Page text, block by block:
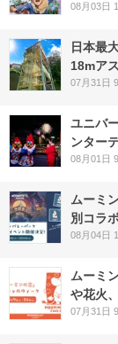
08月03日
日本最
18mア
07月31日
ユニバ
ンター
08月01日
ムーミ
別コラ
08月04日
ムーミ
や花火
07月31日